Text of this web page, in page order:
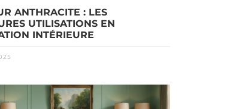
ANTHRACITE : LES
UTILISATIONS EN
INTÉRIEURE